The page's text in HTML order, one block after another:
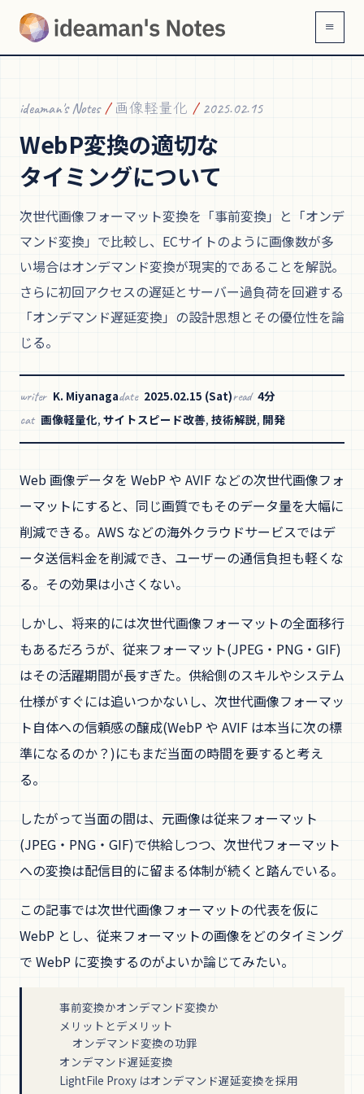
≡
ideaman's Notes / 画像軽量化 / 2025.02.15
WebP変換の適切な
タイミングについて
次世代画像フォーマット変換を「事前変換」と「オンデ
マンド変換」で比較し、ECサイトのように画像数が多
い場合はオンデマンド変換が現実的であることを解説。
さらに初回アクセスの遅延とサーバー過負荷を回避する
「オンデマンド遅延変換」の設計思想とその優位性を論
じる。
writer K. Miyanagadate 2025.02.15 (Sat)read 4分
cat 画像軽量化, サイトスピード改善, 技術解説, 開発
Web 画像データを WebP や AVIF などの次世代画像フォ
ーマットにすると、同じ画質でもそのデータ量を大幅に
削減できる。AWS などの海外クラウドサービスではデ
ータ送信料金を削減でき、ユーザーの通信負担も軽くな
る。その効果は小さくない。
しかし、将来的には次世代画像フォーマットの全面移行
もあるだろうが、従来フォーマット(JPEG・PNG・GIF)
はその活躍期間が長すぎた。供給側のスキルやシステム
仕様がすぐには追いつかないし、次世代画像フォーマッ
ト自体への信頼感の醸成(WebP や AVIF は本当に次の標
準になるのか？)にもまだ当面の時間を要すると考え
る。
したがって当面の間は、元画像は従来フォーマット
(JPEG・PNG・GIF)で供給しつつ、次世代フォーマット
への変換は配信目的に留まる体制が続くと踏んでいる。
この記事では次世代画像フォーマットの代表を仮に
WebP とし、従来フォーマットの画像をどのタイミング
で WebP に変換するのがよいか論じてみたい。
事前変換かオンデマンド変換か
メリットとデメリット
オンデマンド変換の功罪
オンデマンド遅延変換
LightFile Proxy はオンデマンド遅延変換を採用